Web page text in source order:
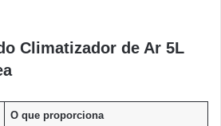
Climatizador de Ar 5L
O que proporciona